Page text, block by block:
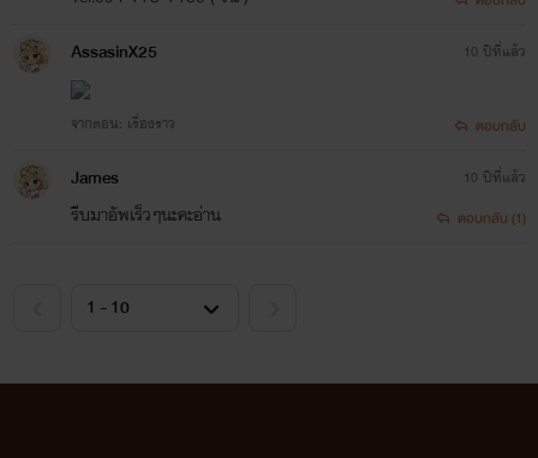
AssasinX25
จากตอน: เรื่องราว
10 ปีที่แล้ว
ตอบกลับ
James
รีบมาอัพเร็วๆนะคะอ่าน
10 ปีที่แล้ว
ตอบกลับ (1)